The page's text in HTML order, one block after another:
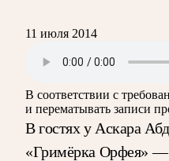
11 июля 2014
В соответствии с
и перематывать записи
В гостях у Аскара
«Гримёрка Орфея» —